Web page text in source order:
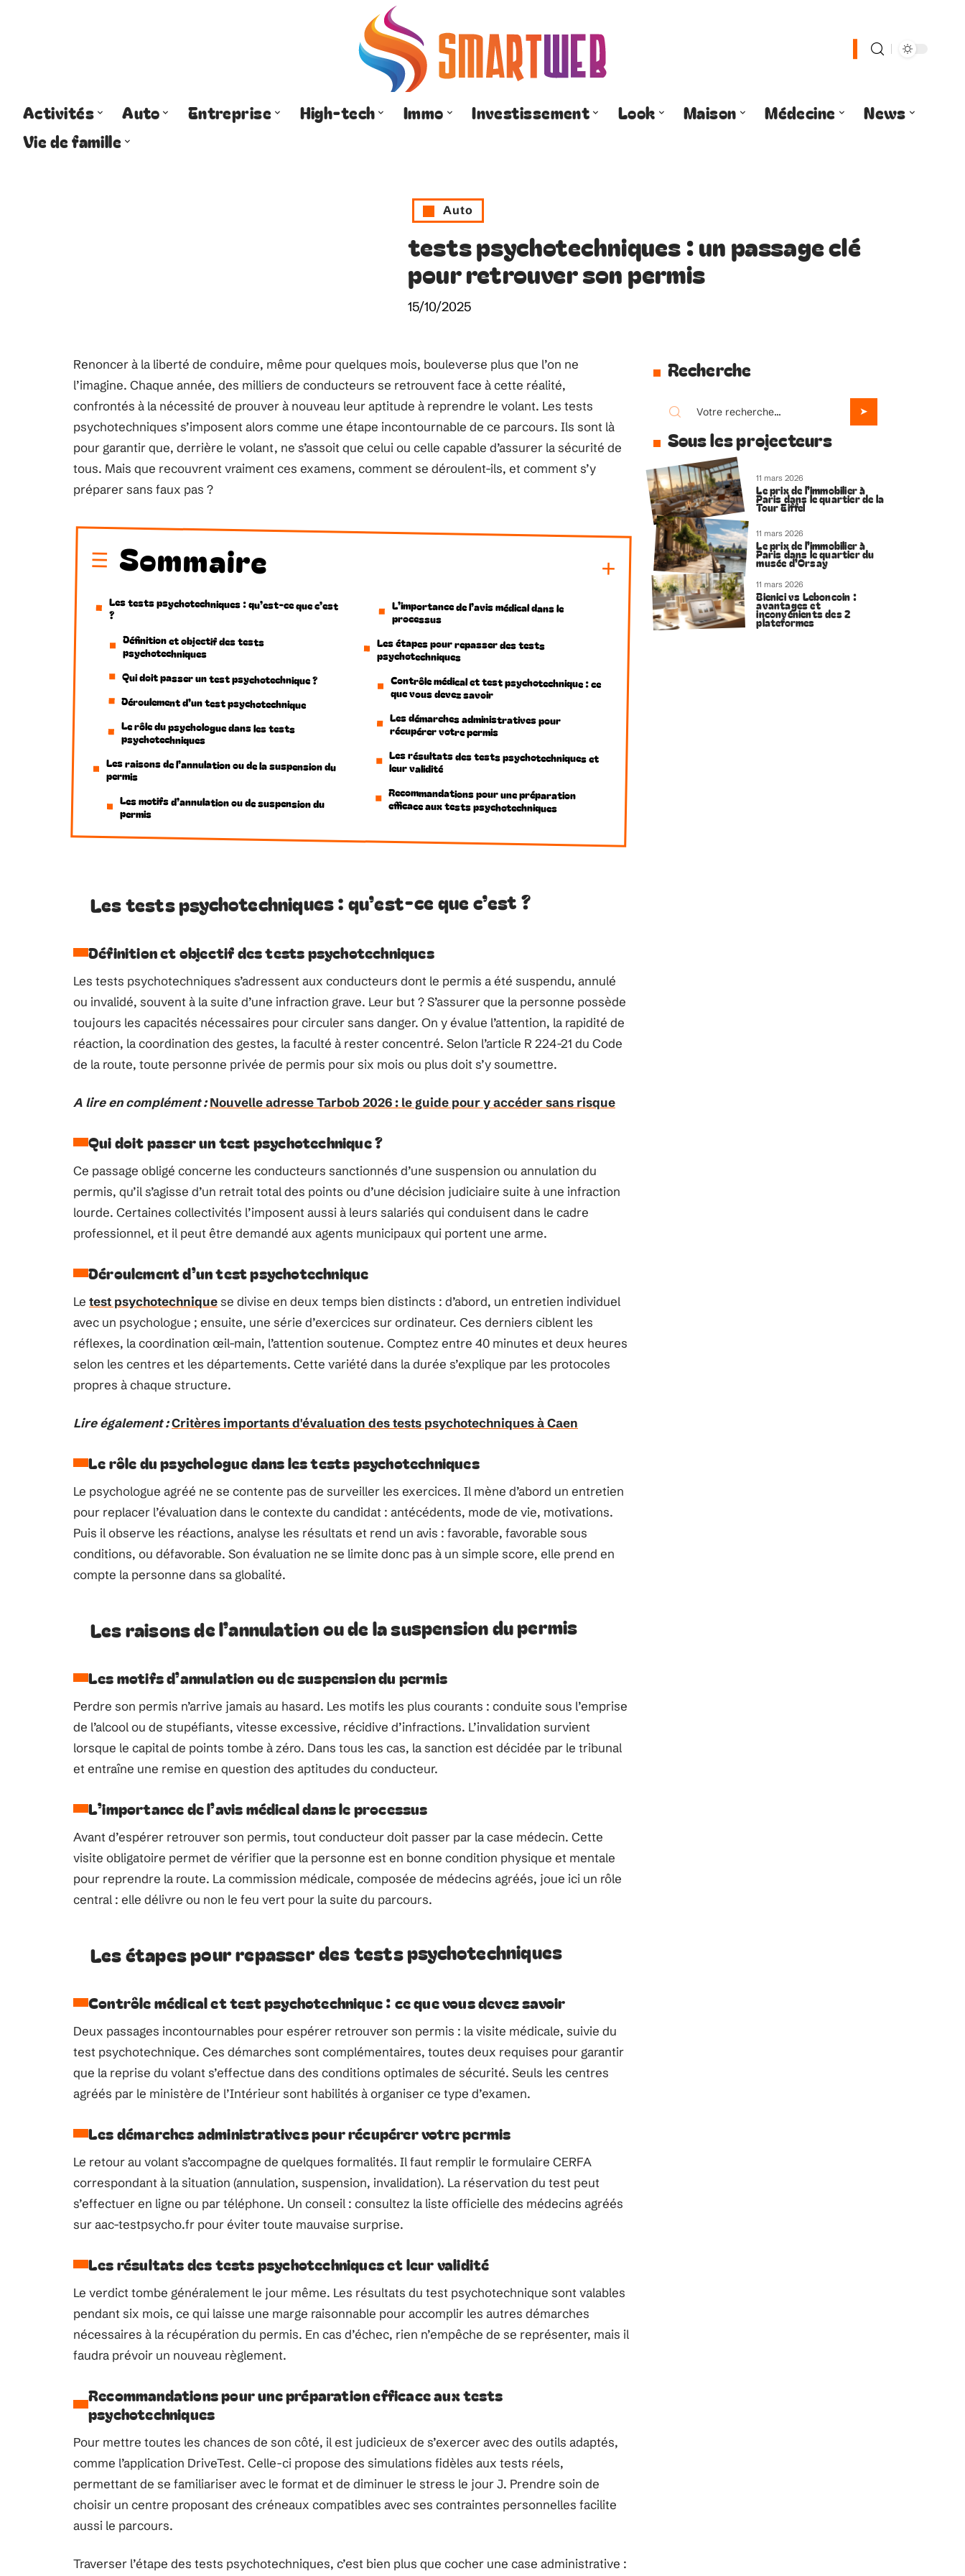
Activités Auto Entreprise High-tech Immo Investissement Look Maison Médecine
News
Vie de famille
Auto
tests psychotechniques : un passage clé
pour retrouver son permis
15/10/2025
Renoncer à la liberté de conduire, même pour quelques mois, bouleverse plus que l’on ne
l’imagine. Chaque année, des milliers de conducteurs se retrouvent face à cette réalité,
confrontés à la nécessité de prouver à nouveau leur aptitude à reprendre le volant. Les tests
psychotechniques s’imposent alors comme une étape incontournable de ce parcours. Ils sont là
pour garantir que, derrière le volant, ne s’assoit que celui ou celle capable d’assurer la sécurité de
tous. Mais que recouvrent vraiment ces examens, comment se déroulent-ils, et comment s’y
préparer sans faux pas ?
Sommaire
Les tests psychotechniques : qu’est-ce que c’est
?
Définition et objectif des tests
psychotechniques
Qui doit passer un test psychotechnique ?
Déroulement d’un test psychotechnique
Le rôle du psychologue dans les tests
psychotechniques
Les raisons de l’annulation ou de la suspension du
permis
Les motifs d’annulation ou de suspension du
permis
L’importance de l’avis médical dans le
processus
Les étapes pour repasser des tests
psychotechniques
Contrôle médical et test psychotechnique : ce
que vous devez savoir
Les démarches administratives pour
récupérer votre permis
Les résultats des tests psychotechniques et
leur validité
Recommandations pour une préparation
efficace aux tests psychotechniques
Les tests psychotechniques : qu’est-ce que c’est ?
Définition et objectif des tests psychotechniques
Les tests psychotechniques s’adressent aux conducteurs dont le permis a été suspendu, annulé
ou invalidé, souvent à la suite d’une infraction grave. Leur but ? S’assurer que la personne possède
toujours les capacités nécessaires pour circuler sans danger. On y évalue l’attention, la rapidité de
réaction, la coordination des gestes, la faculté à rester concentré. Selon l’article R 224-21 du Code
de la route, toute personne privée de permis pour six mois ou plus doit s’y soumettre.
A lire en complément : Nouvelle adresse Tarbob 2026 : le guide pour y accéder sans risque
Qui doit passer un test psychotechnique ?
Ce passage obligé concerne les conducteurs sanctionnés d’une suspension ou annulation du
permis, qu’il s’agisse d’un retrait total des points ou d’une décision judiciaire suite à une infraction
lourde. Certaines collectivités l’imposent aussi à leurs salariés qui conduisent dans le cadre
professionnel, et il peut être demandé aux agents municipaux qui portent une arme.
Déroulement d’un test psychotechnique
Le test psychotechniquese divise en deux temps bien distincts : d’abord, un entretien individuel
avec un psychologue ; ensuite, une série d’exercices sur ordinateur. Ces derniers ciblent les
réflexes, la coordination œil-main, l’attention soutenue. Comptez entre 40 minutes et deux heures
selon les centres et les départements. Cette variété dans la durée s’explique par les protocoles
propres à chaque structure.
Lire également :Critères importants d'évaluation des tests psychotechniques à Caen
Le rôle du psychologue dans les tests psychotechniques
Le psychologue agréé ne se contente pas de surveiller les exercices. Il mène d’abord un entretien
pour replacer l’évaluation dans le contexte du candidat : antécédents, mode de vie, motivations.
Puis il observe les réactions, analyse les résultats et rend un avis : favorable, favorable sous
conditions, ou défavorable. Son évaluation ne se limite donc pas à un simple score, elle prend en
compte la personne dans sa globalité.
Les raisons de l’annulation ou de la suspension du permis
Les motifs d’annulation ou de suspension du permis
Perdre son permis n’arrive jamais au hasard. Les motifs les plus courants : conduite sous l’emprise
de l’alcool ou de stupéfiants, vitesse excessive, récidive d’infractions. L’invalidation survient
lorsque le capital de points tombe à zéro. Dans tous les cas, la sanction est décidée par le tribunal
et entraîne une remise en question des aptitudes du conducteur.
L’importance de l’avis médical dans le processus
Avant d’espérer retrouver son permis, tout conducteur doit passer par la case médecin. Cette
visite obligatoire permet de vérifier que la personne est en bonne condition physique et mentale
pour reprendre la route. La commission médicale, composée de médecins agréés, joue ici un rôle
central : elle délivre ou non le feu vert pour la suite du parcours.
Les étapes pour repasser des tests psychotechniques
Contrôle médical et test psychotechnique : ce que vous devez savoir
Deux passages incontournables pour espérer retrouver son permis : la visite médicale, suivie du
test psychotechnique. Ces démarches sont complémentaires, toutes deux requises pour garantir
que la reprise du volant s’effectue dans des conditions optimales de sécurité. Seuls les centres
agréés par le ministère de l’Intérieur sont habilités à organiser ce type d’examen.
Les démarches administratives pour récupérer votre permis
Le retour au volant s’accompagne de quelques formalités. Il faut remplir le formulaire CERFA
correspondant à la situation (annulation, suspension, invalidation). La réservation du test peut
s’effectuer en ligne ou par téléphone. Un conseil : consultez la liste officielle des médecins agréés
sur aac-testpsycho.fr pour éviter toute mauvaise surprise.
Les résultats des tests psychotechniques et leur validité
Le verdict tombe généralement le jour même. Les résultats du test psychotechnique sont valables
pendant six mois, ce qui laisse une marge raisonnable pour accomplir les autres démarches
nécessaires à la récupération du permis. En cas d’échec, rien n’empêche de se représenter, mais il
faudra prévoir un nouveau règlement.
Recommandations pour une préparation efficace aux tests
psychotechniques
Pour mettre toutes les chances de son côté, il est judicieux de s’exercer avec des outils adaptés,
comme l’application DriveTest. Celle-ci propose des simulations fidèles aux tests réels,
permettant de se familiariser avec le format et de diminuer le stress le jour J. Prendre soin de
choisir un centre proposant des créneaux compatibles avec ses contraintes personnelles facilite
aussi le parcours.
Traverser l’étape des tests psychotechniques, c’est bien plus que cocher une case administrative :
Recherche
Sous les projecteurs
11 mars 2026
Le prix de l’immobilier à
Paris dans le quartier de la
Tour Eiffel
11 mars 2026
Le prix de l’immobilier à
Paris dans le quartier du
musée d’Orsay
11 mars 2026
Bienici vs Leboncoin :
avantages et
inconvénients des 2
plateformes